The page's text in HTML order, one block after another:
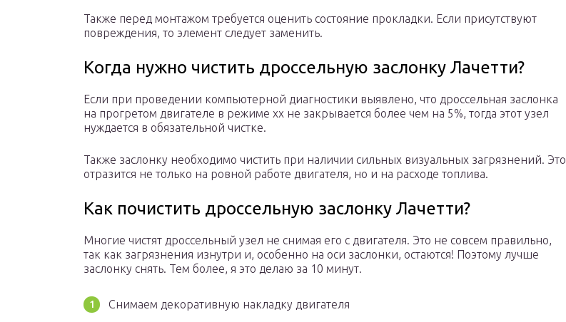
Также перед монтажом требуется оценить состояние прокладки. Если присутствуют
повреждения, то элемент следует заменить.
Когда нужно чистить дроссельную заслонку Лачетти?
Если при проведении компьютерной диагностики выявлено, что дроссельная заслонка
на прогретом двигателе в режиме хх не закрывается более чем на 5%, тогда этот узел
нуждается в обязательной чистке.
Также заслонку необходимо чистить при наличии сильных визуальных загрязнений. Это
отразится не только на ровной работе двигателя, но и на расходе топлива.
Как почистить дроссельную заслонку Лачетти?
Многие чистят дроссельный узел не снимая его с двигателя. Это не совсем правильно,
так как загрязнения изнутри и, особенно на оси заслонки, остаются! Поэтому лучше
заслонку снять. Тем более, я это делаю за 10 минут.
Снимаем декоративную накладку двигателя